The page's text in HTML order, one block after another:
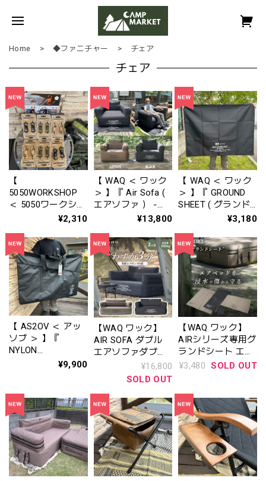
Home ◆ファニチャー チェア
チェア
【
5050WORKSHOP
＜ 5050ワークショ
ビナー ) < ２PCS (
２個セット ) > 』
¥2,310
【 WAQ ＜ ワック
＞ 】『 Air Sofa (
エアソファ ） ‐
Single ( シングル )
¥13,800
【 WAQ ＜ ワック
＞ 】『 GROUND
SHEET ( グランド
シート ) 《 Air
） Single ( シング
ル ) 用 》 』
WAQ-ASSG
¥3,180
【 AS2OV ＜ アッ
ソブ ＞ 】『
NYLON
POLYCARBONATE
ネート チェアケー
ス ）- BLACK ( ブ
ラック ) - 』
392303-10
¥9,900
【WAQ ワック】
AIR SOFA ダブル
エアソファダブ
ル ※カラー：ブ
¥16,800
SOLD OUT
【WAQ ワック】
AIRシリーズ専用グ
ランドシート エア
ソファダブル用※
¥3,480 SOLD OUT